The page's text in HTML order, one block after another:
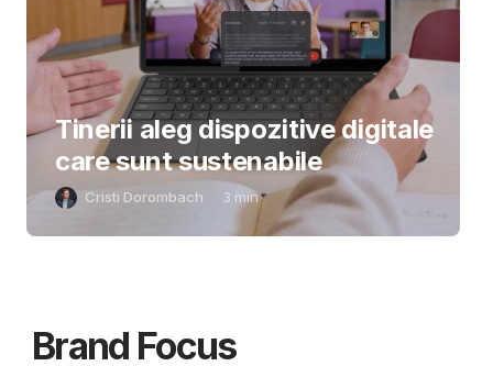
Tinerii aleg dispozitive digitale
care sunt sustenabile
Cristi Dorombach 3 min
Brand Focus